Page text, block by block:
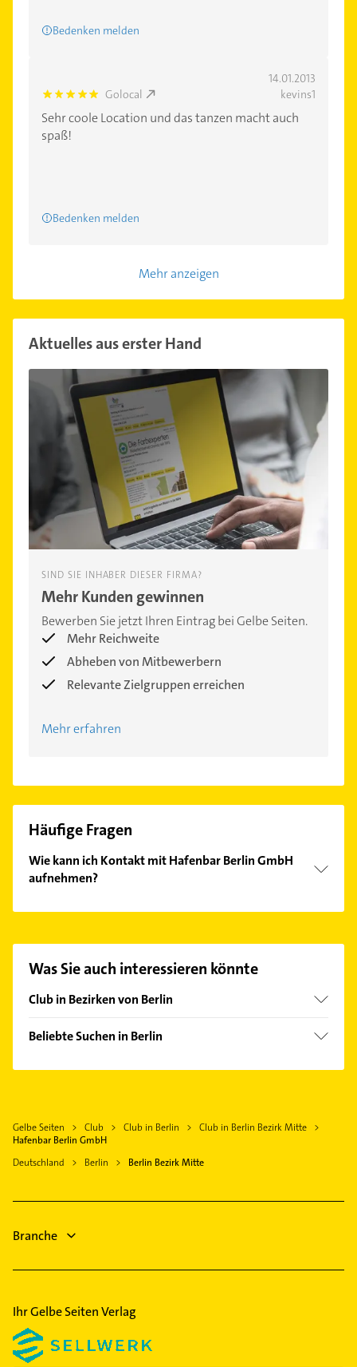
Bedenken melden
14.01.2013
5.0 Golocal kevins1
Sehr coole Location und das tanzen macht auch
spaß!
Bedenken melden
Mehr anzeigen
Aktuelles aus erster Hand
SIND SIE INHABER DIESER FIRMA?
Mehr Kunden gewinnen
Bewerben Sie jetzt Ihren Eintrag bei Gelbe Seiten.
Mehr Reichweite
Abheben von Mitbewerbern
Relevante Zielgruppen erreichen
Mehr erfahren
Häufige Fragen
Wie kann ich Kontakt mit Hafenbar Berlin GmbH
aufnehmen?
finden Sie alleKontaktdaten.
Was Sie auch interessieren könnte
Club in Bezirken von Berlin
Bezirk Charlottenburg-Wilmersdorf
Beliebte Suchen in Berlin
Ärztehaus
Arzt
Dachdecker
Heizung & Sanitär
Gelbe Seiten Club Club in Berlin
Club in Berlin Bezirk Mitte
Hafenbar Berlin GmbH
Deutschland
Berlin Berlin Bezirk Mitte
Branche
Ihr Gelbe Seiten Verlag